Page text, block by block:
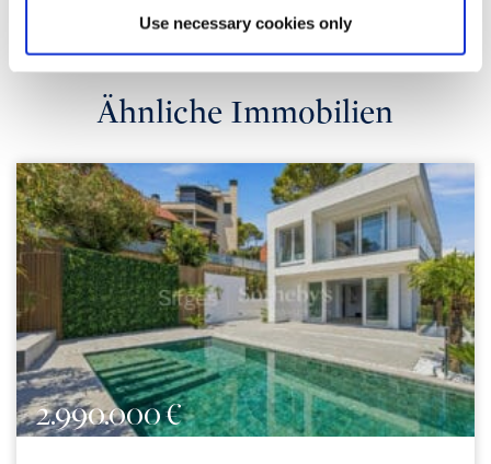
Use necessary cookies only
Ähnliche Immobilien
2.990.000 €